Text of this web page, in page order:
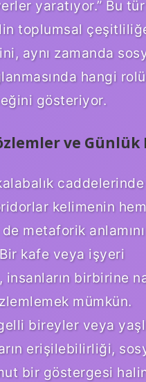
yaratıyor.” Bu tür
toplumsal
aynı zamanda
hangi rolü
gösteriyor.
ve Günlük
caddelerinde
kelimenin hem
metaforik
kafe veya işyeri
insanların birbirine
mümkün.
bireyler veya
erişilebilirliği,
bir göstergesi